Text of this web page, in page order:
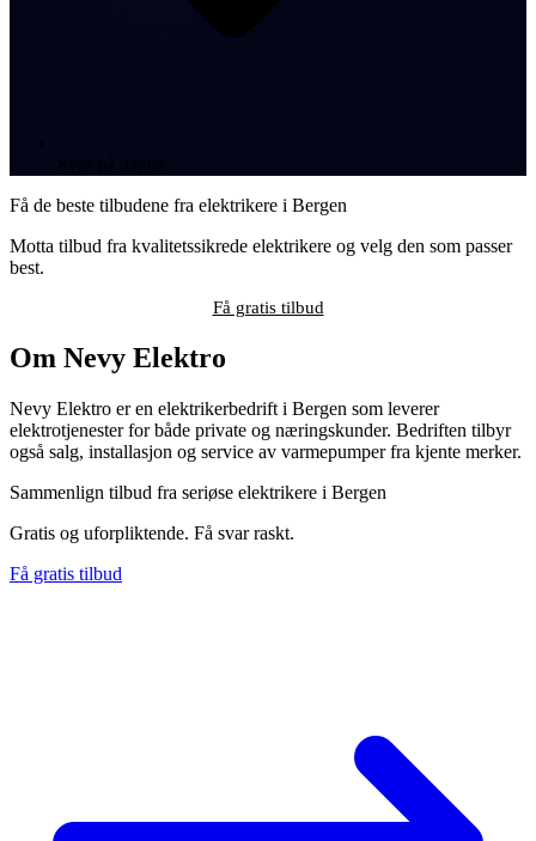
Få de beste tilbudene fra elektrikere i Bergen
Motta tilbud fra kvalitetssikrede elektrikere og velg den som passer
best.
Få gratis tilbud
Om Nevy Elektro
Nevy Elektro er en elektrikerbedrift i Bergen som leverer
elektrotjenester for både private og næringskunder. Bedriften tilbyr
også salg, installasjon og service av varmepumper fra kjente merker.
Sammenlign tilbud fra seriøse elektrikere i Bergen
Gratis og uforpliktende. Få svar raskt.
Få gratis tilbud